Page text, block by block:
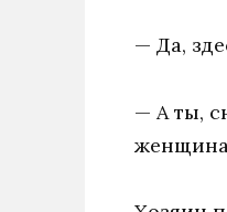
— Да,
— А ты,
женщина